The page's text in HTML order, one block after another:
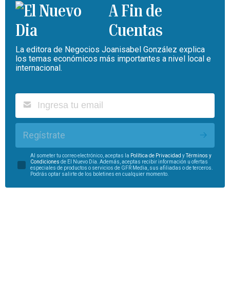
A Fin de
Cuentas
La editora de Negocios Joanisabel González explica
los temas económicos más importantes a nivel local e
internacional.
Regístrate
Al someter tu correo electrónico, aceptas la Política de Privacidad yTérminos y
Condiciones de El Nuevo Día. Además, aceptas recibir información u ofertas
especiales de productos o servicios de GFR Media, sus afiliadas o de terceros.
Podrás optar salirte de los boletines en cualquier momento.